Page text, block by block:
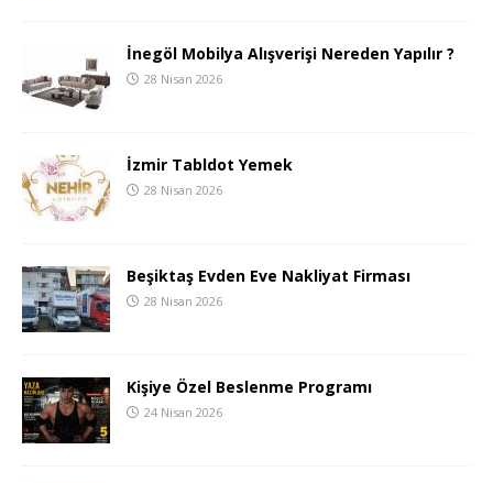
İnegöl Mobilya Alışverişi Nereden Yapılır ?
28 Nisan 2026
İzmir Tabldot Yemek
28 Nisan 2026
Beşiktaş Evden Eve Nakliyat Firması
28 Nisan 2026
Kişiye Özel Beslenme Programı
24 Nisan 2026